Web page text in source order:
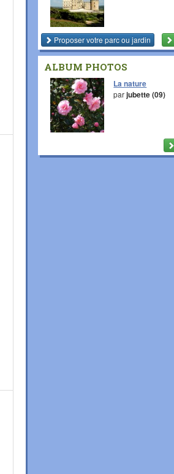
Proposer votre parc ou jardin
ALBUM PHOTOS
La nature
parjubette (09)